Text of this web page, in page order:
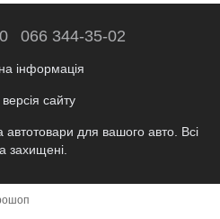
066 344-35-02
інформація
сайту
для вашого авто. Всі
захищені.